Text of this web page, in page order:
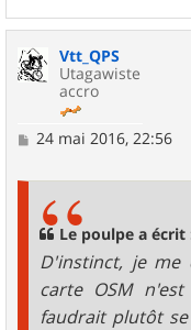
Vtt_QPS
Utagawiste
accro
M
24 mai 2016, 22:56
Le poulpe a écrit
D'instinct, je me
carte OSM
faudrait plutôt